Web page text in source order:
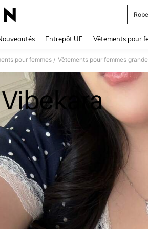
Entrepôt UE Vêtements pour
pour femmes / Vêtements pour femmes